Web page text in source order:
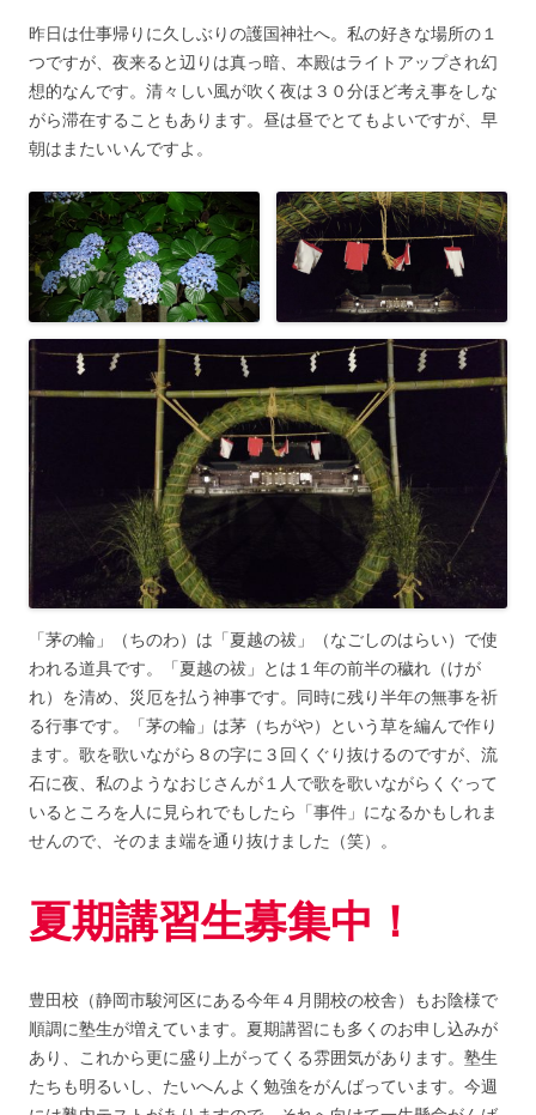
昨日は仕事帰りに久しぶりの護国神社へ。私の好きな場所の１
つですが、夜来ると辺りは真っ暗、本殿はライトアップされ幻
想的なんです。清々しい風が吹く夜は３０分ほど考え事をしな
がら滞在することもあります。昼は昼でとてもよいですが、早
朝はまたいいんですよ。
「茅の輪」（ちのわ）は「夏越の祓」（なごしのはらい）で使
われる道具です。「夏越の祓」とは１年の前半の穢れ（けが
れ）を清め、災厄を払う神事です。同時に残り半年の無事を祈
る行事です。「茅の輪」は茅（ちがや）という草を編んで作り
ます。歌を歌いながら８の字に３回くぐり抜けるのですが、流
石に夜、私のようなおじさんが１人で歌を歌いながらくぐって
いるところを人に見られでもしたら「事件」になるかもしれま
せんので、そのまま端を通り抜けました（笑）。
夏期講習生募集中！
豊田校（静岡市駿河区にある今年４月開校の校舎）もお陰様で
順調に塾生が増えています。夏期講習にも多くのお申し込みが
あり、これから更に盛り上がってくる雰囲気があります。塾生
たちも明るいし、たいへんよく勉強をがんばっています。今週